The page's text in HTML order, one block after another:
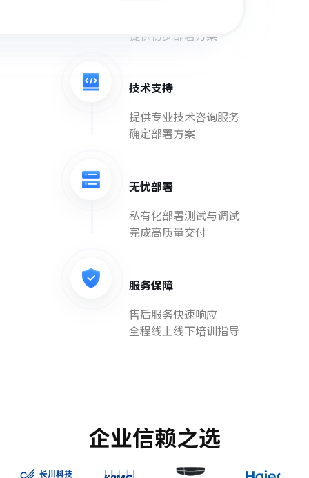
提供初步部署方案
技术支持
提供专业技术咨询服务
确定部署方案
无忧部署
私有化部署测试与调试
完成高质量交付
服务保障
售后服务快速响应
全程线上线下培训指导
企业信赖之选